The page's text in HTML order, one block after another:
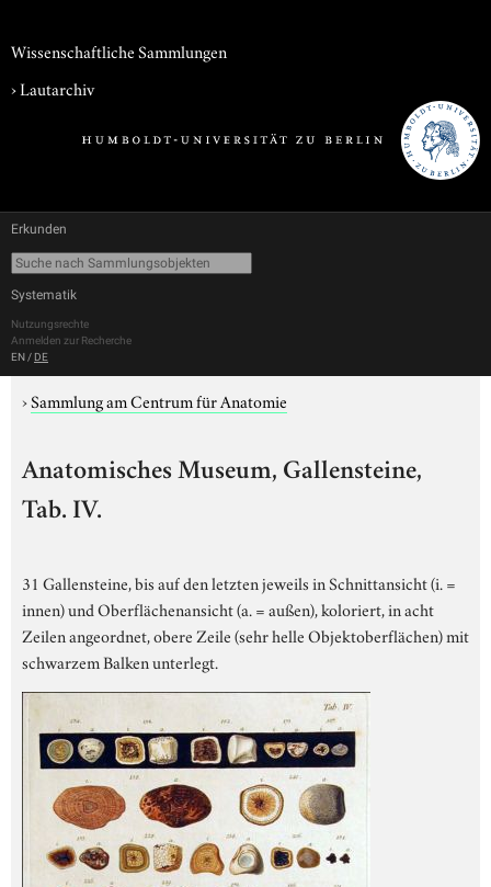
Wissenschaftliche Sammlungen
›Lautarchiv
Erkunden
Systematik
Nutzungsrechte
Anmelden zur Recherche
EN / DE
›Sammlung am Centrum für Anatomie
Anatomisches Museum, Gallensteine,
Tab. IV.
31 Gallensteine, bis auf den letzten jeweils in Schnittansicht (i. =
innen) und Oberflächenansicht (a. = außen), koloriert, in acht
Zeilen angeordnet, obere Zeile (sehr helle Objektoberflächen) mit
schwarzem Balken unterlegt.